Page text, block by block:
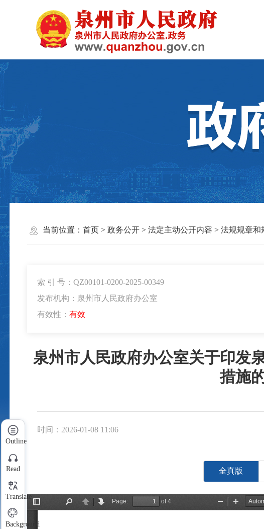
当前位置： 首页> 政务公开> 法定主动公开内容 > 法规规章和
索 引 号：QZ00101-0200-2025-00349
发布机构：泉州市人民政府办公室
有效性： 有效
泉州市人民政府办公室关于印发
措施
时间：2026-01-08 11:06
全真版
Outline
Read
Translate
Background